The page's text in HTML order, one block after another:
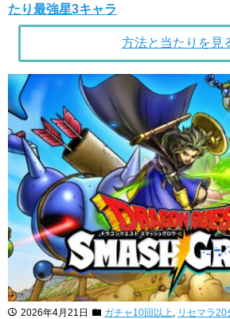
たり最強星3キャラ
方法と当たりを見
2026年4月21日 ガチャ10回以上 リセマラ20